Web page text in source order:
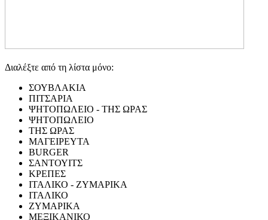
Διαλέξτε από τη λίστα μόνο:
ΣΟΥΒΛΑΚΙΑ
ΠΙΤΣΑΡΙΑ
ΨΗΤΟΠΩΛΕΙΟ - ΤΗΣ ΩΡΑΣ
ΨΗΤΟΠΩΛΕΙΟ
ΤΗΣ ΩΡΑΣ
ΜΑΓΕΙΡΕΥΤΑ
BURGER
ΣΑΝΤΟΥΙΤΣ
ΚΡΕΠΕΣ
ΙΤΑΛΙΚΟ - ΖΥΜΑΡΙΚΑ
ΙΤΑΛΙΚΟ
ΖΥΜΑΡΙΚΑ
ΜΕΞΙΚΑΝΙΚΟ